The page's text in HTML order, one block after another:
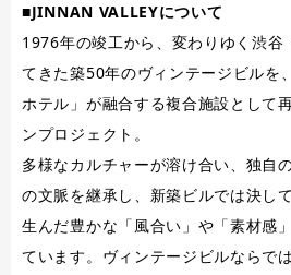
■JINNAN VALLEYについて
1976年の竣工から、変わりゆく渋谷
てきた築50年のヴィンテージビルを
ホテル」が融合する複合施設として
ンプロジェクト。
多様なカルチャーが溶け合い、独自
の文脈を継承し、新築ビルでは決し
生んだ豊かな「風合い」や「素材感
ています。ヴィンテージビルならで